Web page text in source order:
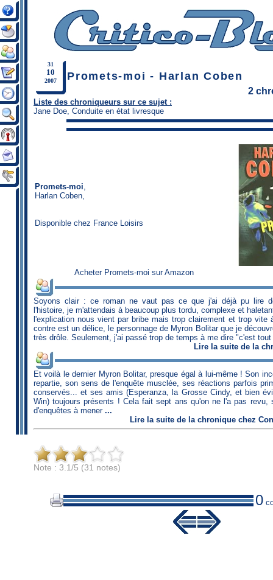
31
10
2007 Promets-moi - Harlan Coben
2
Liste des chroniqueurs sur ce sujet :
Jane Doe, Conduite en état livresque
Promets-moi,
Harlan Coben,
Disponible chez France Loisirs
Acheter Promets-moi sur Amazon
Soyons clair : ce roman ne vaut pas ce que j'ai déjà pu lire
l'histoire, je m'attendais à beaucoup plus tordu, complexe et
l'explication nous vient par bribe mais trop clairement et trop vite
contre est un délice, le personnage de Myron Bolitar que je
très drôle. Seulement, j'ai passé trop de temps à me dire "c'est
Lire la suite de la
Et voilà le dernier Myron Bolitar, presque égal à lui-même ! Son
repartie, son sens de l'enquête musclée, ses réactions parfois
conservés... et ses amis (Esperanza, la Grosse Cindy, et bien
Win) toujours présents ! Cela fait sept ans qu'on ne l'a pas revu,
d'enquêtes à mener ...
Lire la suite de la chronique chez
Note : 3.1/5 (31 notes)
0